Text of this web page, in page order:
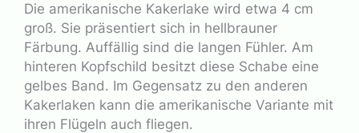
Die amerikanische Kakerlake wird etwa 4 cm
groß. Sie präsentiert sich in hellbrauner
Färbung. Auffällig sind die langen Fühler. Am
hinteren Kopfschild besitzt diese Schabe eine
gelbes Band. Im Gegensatz zu den anderen
Kakerlaken kann die amerikanische Variante mit
ihren Flügeln auch fliegen.